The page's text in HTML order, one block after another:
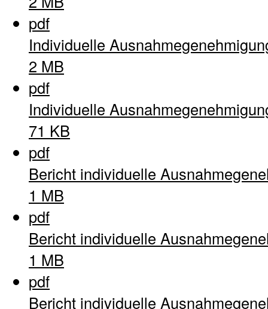
pdf
Individuelle
2 MB
pdf
Individuelle
71 KB
pdf
Bericht individuelle
1 MB
pdf
Bericht individuelle
1 MB
pdf
Bericht individuelle